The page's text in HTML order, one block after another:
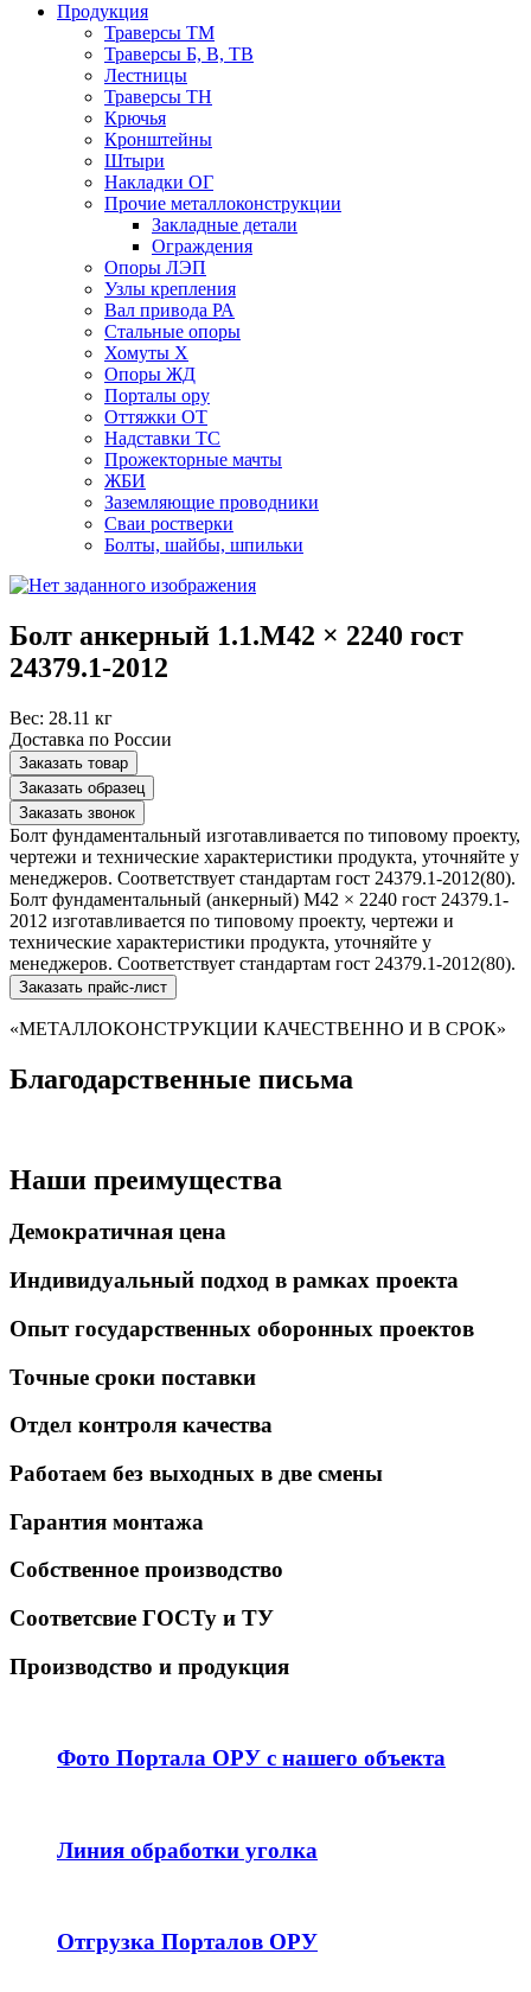
Продукция
Траверсы ТМ
Траверсы Б, В, ТВ
Лестницы
Траверсы ТН
Крючья
Кронштейны
Штыри
Накладки ОГ
Прочие металлоконструкции
Закладные детали
Ограждения
Опоры ЛЭП
Узлы крепления
Вал привода РА
Стальные опоры
Хомуты Х
Опоры ЖД
Порталы ору
Оттяжки ОТ
Надставки ТС
Прожекторные мачты
ЖБИ
Заземляющие проводники
Сваи ростверки
Болты, шайбы, шпильки
Болт анкерный 1.1.М42 × 2240 гост
24379.1-2012
Вес: 28.11 кг
Доставка по России
Заказать товар
Заказать образец
Заказать звонок
Болт фундаментальный изготавливается по типовому проекту,
чертежи и технические характеристики продукта, уточняйте у
менеджеров. Соответствует стандартам гост 24379.1-2012(80).
Болт фундаментальный (анкерный) М42 × 2240 гост 24379.1-
2012 изготавливается по типовому проекту, чертежи и
технические характеристики продукта, уточняйте у
менеджеров. Соответствует стандартам гост 24379.1-2012(80).
Заказать прайс-лист
«МЕТАЛЛОКОНСТРУКЦИИ КАЧЕСТВЕННО И В СРОК»
Благодарственные письма
Наши преимущества
Демократичная цена
Индивидуальный подход в рамках проекта
Опыт государственных оборонных проектов
Точные сроки поставки
Отдел контроля качества
Работаем без выходных в две смены
Гарантия монтажа
Собственное производство
Соответсвие ГОСТу и ТУ
Производство и продукция
Фото Портала ОРУ с нашего объекта
Линия обработки уголка
Отгрузка Порталов ОРУ